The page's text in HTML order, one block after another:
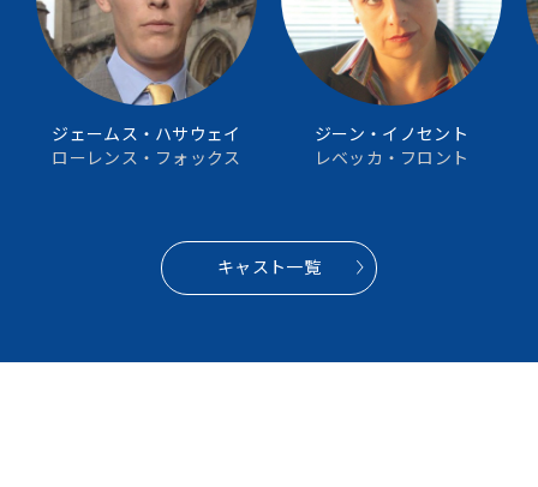
ジェームス・ハサウェイ
ローレンス・フォックス
ジーン・イノセント
レベッカ・フロント
キャスト一覧